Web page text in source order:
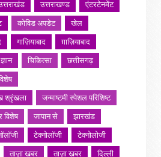
उत्तराखण्ड
एंटरटेनमेंट
कोविड अपडेट
खेल
गाज़ियाबाद
ग़ाज़ियाबाद
चिकित्सा
छत्तीसगढ़
श्रृंखला
जन्माष्टमी स्पेशल परिशिष्ट
विशेष जापान से
झारखंड
टेक्नोलॉजी
टेक्नोलोजी
ताज़ा खबर ताज़ा ख़बर
दिल्ली